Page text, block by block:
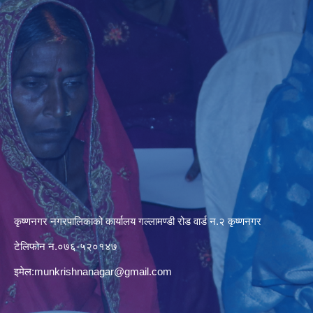
कृष्णनगर नगरपालिकाको कार्यालय गल्लामण्डी रोड वार्ड न.२ कृष्णनगर
टेलिफोन न.०७६-५२०१४७
इमेल:munkrishnanagar@gmail.com